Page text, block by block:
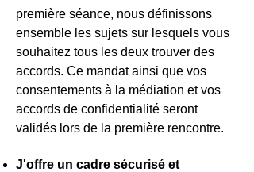
première séance, nous définissons
ensemble les sujets sur lesquels vous
souhaitez tous les deux trouver des
accords. Ce mandat ainsi que vos
consentements à la médiation et vos
accords de confidentialité seront
validés lors de la première rencontre.
J'offre un cadre sécurisé et